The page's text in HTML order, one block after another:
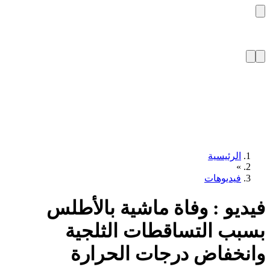
: وفاة ماشية بالأطلس
التساقطات الثلجية
درجات الحرارة